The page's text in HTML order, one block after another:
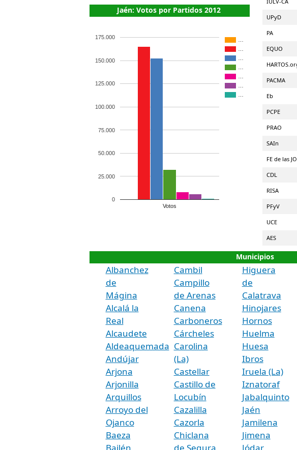
Jaén: Votos por Partidos 2012
Votos
0
25.000
50.000
75.000
100.000
125.000
150.000
175.000
UPyD
PA
EQUO
PACMA
Eb
PCPE
PRAO
SAIn
FE de las
CDL
RISA
PFyV
UCE
AES
Municipios
Albanchez
de
Mágina
Alcalá la
Real
Alcaudete
Aldeaquemada
Andújar
Arjona
Arjonilla
Arquillos
Arroyo del
Ojanco
Baeza
Bailén
Cambil
Campillo
de Arenas
Canena
Carboneros
Cárcheles
Carolina
(La)
Castellar
Castillo de
Locubín
Cazalilla
Cazorla
Chiclana
de Segura
Higuera
de
Calatrava
Hinojares
Hornos
Huelma
Huesa
Ibros
Iruela (La)
Iznatoraf
Jabalquinto
Jaén
Jamilena
Jimena
Jódar